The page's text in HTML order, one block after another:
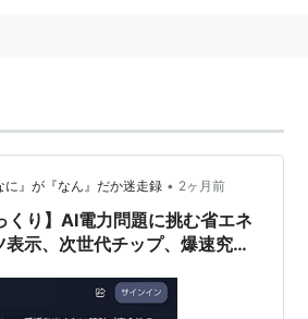
に』が『なん』だか迷走録 • 2ヶ月前
り】AI電力問題に挑む省エネ
示、次世代チップ、爆速究極